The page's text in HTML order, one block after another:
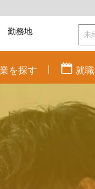
を探す 就職
ク